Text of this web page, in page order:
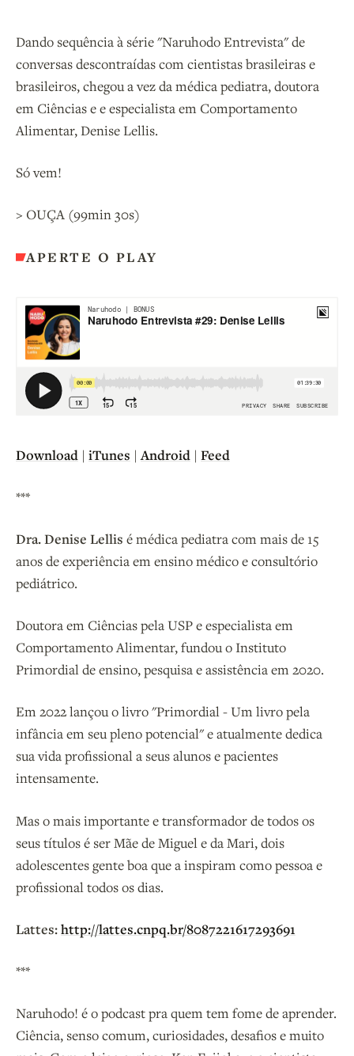
Dando sequência à série "Naruhodo Entrevista" de
conversas descontraídas com cientistas brasileiras e
brasileiros, chegou a vez da médica pediatra, doutora
em Ciências e e especialista em Comportamento
Alimentar, Denise Lellis.
Só vem!
> OUÇA (99min 30s)
APERTE O PLAY
Download | iTunes |Android | Feed
***
Dra. Denise Lellis é médica pediatra com mais de 15
anos de experiência em ensino médico e consultório
pediátrico.
Doutora em Ciências pela USP e especialista em
Comportamento Alimentar, fundou o Instituto
Primordial de ensino, pesquisa e assistência em 2020.
Em 2022 lançou o livro "Primordial - Um livro pela
infância em seu pleno potencial" e atualmente dedica
sua vida profissional a seus alunos e pacientes
intensamente.
Mas o mais importante e transformador de todos os
seus títulos é ser Mãe de Miguel e da Mari, dois
adolescentes gente boa que a inspiram como pessoa e
profissional todos os dias.
Lattes:http://lattes.cnpq.br/8087221617293691
***
Naruhodo! é o podcast pra quem tem fome de aprender.
Ciência, senso comum, curiosidades, desafios e muito